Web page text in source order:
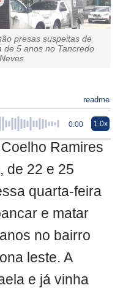
presas suspeitas de
de 5 anos no Tancredo
Neves
readme
0:00 1.0x
Ramires
de 22 e 25
quarta-feira
e matar
no bairro
leste. A
e já vinha